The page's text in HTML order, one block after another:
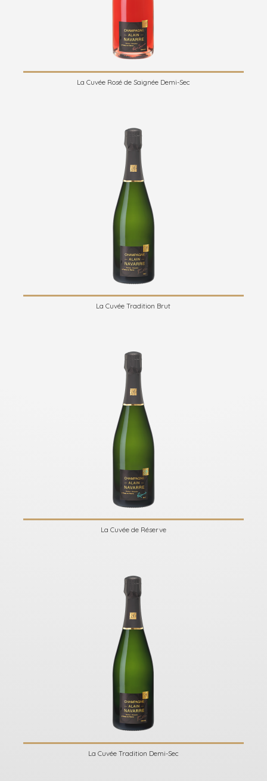
La Cuvée Rosé de Saignée Demi-Sec
La Cuvée Tradition Brut
La Cuvée de Réserve
La Cuvée Tradition Demi-Sec